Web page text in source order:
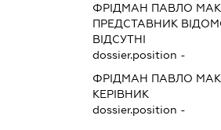
ФРІДМАН ПАВЛО
ПРЕДСТАВНИК
ВІДСУТНІ
dossier.position -
ФРІДМАН ПАВЛО
КЕРІВНИК
dossier.position -